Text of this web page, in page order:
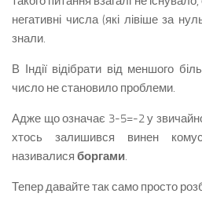
негативні числа (які лівіше за
знали.
В Індії відібрати від меншого
число не становило проблеми.
Адже що означає 3-5=-2 у
хтось залишився винен
називалися боргами.
Тепер давайте так само просто